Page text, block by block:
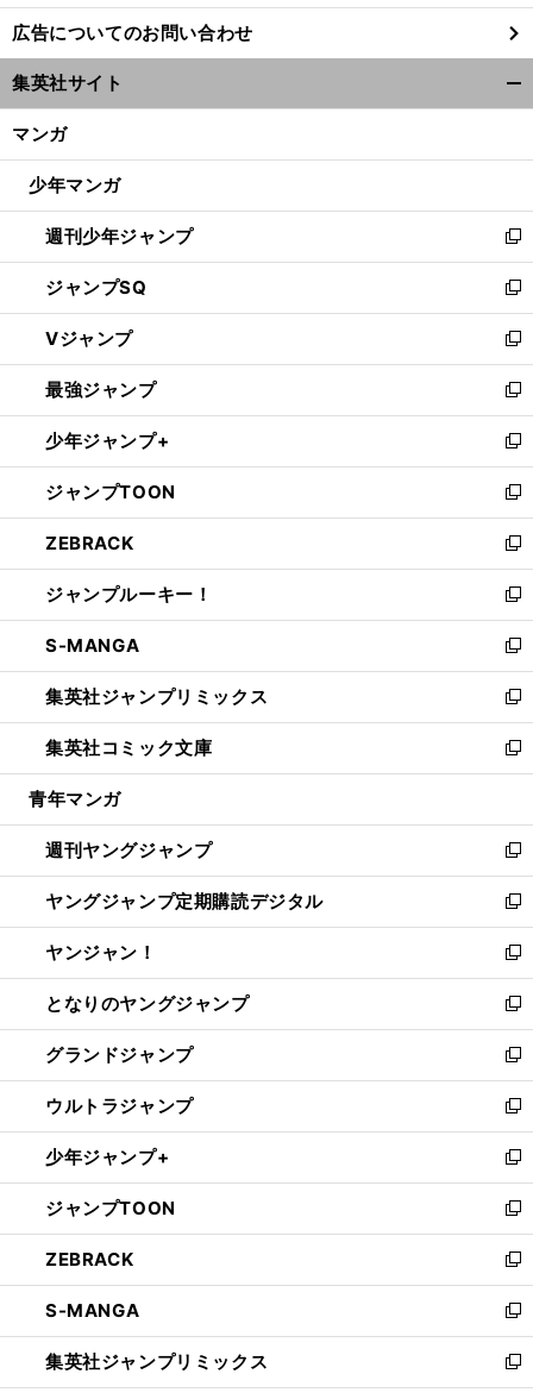
し
い
ウ
ィ
ン
ウ
開
く
広告についてのお問い合わせ
集英社サイト
マンガ
少年マンガ
週刊少年ジャンプ
新
し
い
ウ
ィ
ン
ド
ウ
で
開
く
ジャンプSQ
新
し
い
ウ
ィ
ン
ド
ウ
で
開
く
Vジャンプ
新
し
い
ウ
ィ
ン
ド
ウ
で
開
く
最強ジャンプ
新
し
い
ウ
ィ
ン
ド
ウ
で
開
く
少年ジャンプ+
新
し
い
ウ
ィ
ン
ド
ウ
で
開
く
ジャンプTOON
新
し
い
ウ
ィ
ン
ド
ウ
で
開
く
ZEBRACK
新
し
い
ウ
ィ
ン
ド
ウ
で
開
ジャンプルーキー！
新
し
い
ウ
ィ
ン
ド
ウ
開
く
S-MANGA
新
し
い
ウ
ィ
ン
ウ
で
開
く
集英社ジャンプリミックス
新
し
い
ウ
ン
ド
ウ
で
開
く
集英社コミック文庫
新
し
ウ
ィ
ン
ド
ウ
で
開
く
青年マンガ
週刊ヤングジャンプ
新
し
い
ウ
ィ
ン
ド
ウ
で
開
く
ヤングジャンプ定期購読デジタル
新
し
い
ウ
ィ
ン
ド
ウ
で
開
く
ヤンジャン！
新
し
い
ウ
ィ
ン
ド
ウ
で
開
く
となりのヤングジャンプ
新
し
い
ウ
ィ
ン
ド
ウ
で
開
く
グランドジャンプ
新
し
い
ウ
ィ
ン
ド
ウ
で
開
く
ウルトラジャンプ
新
し
い
ウ
ィ
ン
ド
ウ
で
開
く
少年ジャンプ+
新
し
い
ウ
ィ
ン
ド
ウ
で
開
ジャンプTOON
新
し
い
ウ
ィ
ン
ド
ウ
ZEBRACK
新
し
い
ウ
ィ
ン
S-MANGA
新
し
い
ウ
集英社ジャンプリミックス
新
し